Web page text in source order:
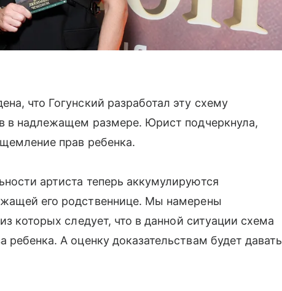
что Гогунский разработал эту схему
в надлежащем размере. Юрист подчеркнула,
прав ребенка.
артиста теперь аккумулируются
его родственнице. Мы намерены
которых следует, что в данной ситуации схема
ребенка. А оценку доказательствам будет давать